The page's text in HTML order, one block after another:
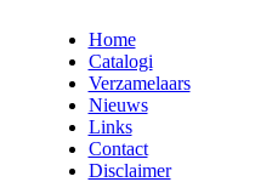
Home
Catalogi
Verzamelaars
Nieuws
Links
Contact
Disclaimer